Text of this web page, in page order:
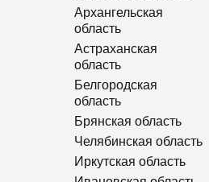
Архангельская
область
Астраханская
область
Белгородская
область
Брянская область
Челябинская область
Иркутская область